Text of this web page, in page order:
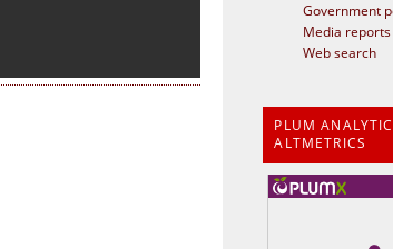
Government
Media reports
Web search
PLUM
ALTMETRICS